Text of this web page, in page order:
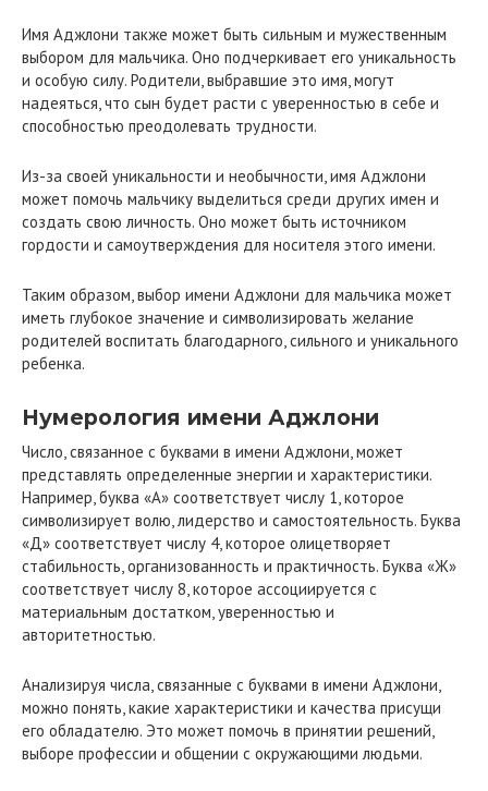
Имя Аджлони также может быть сильным и мужественным
выбором для мальчика. Оно подчеркивает его уникальность
и особую силу. Родители, выбравшие это имя, могут
надеяться, что сын будет расти с уверенностью в себе и
способностью преодолевать трудности.
Из-за своей уникальности и необычности, имя Аджлони
может помочь мальчику выделиться среди других имен и
создать свою личность. Оно может быть источником
гордости и самоутверждения для носителя этого имени.
Таким образом, выбор имени Аджлони для мальчика может
иметь глубокое значение и символизировать желание
родителей воспитать благодарного, сильного и уникального
ребенка.
Нумерология имени Аджлони
Число, связанное с буквами в имени Аджлони, может
представлять определенные энергии и характеристики.
Например, буква «А» соответствует числу 1, которое
символизирует волю, лидерство и самостоятельность. Буква
«Д» соответствует числу 4, которое олицетворяет
стабильность, организованность и практичность. Буква «Ж»
соответствует числу 8, которое ассоциируется с
материальным достатком, уверенностью и
авторитетностью.
Анализируя числа, связанные с буквами в имени Аджлони,
можно понять, какие характеристики и качества присущи
его обладателю. Это может помочь в принятии решений,
выборе профессии и общении с окружающими людьми.